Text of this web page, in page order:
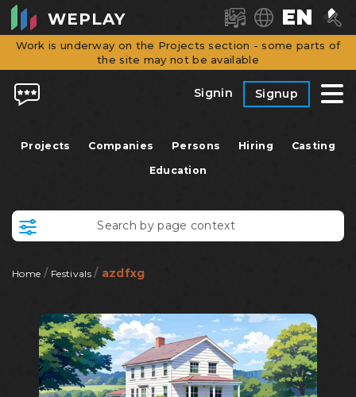
WEPLAY EN
Work is underway on the Projects section - some parts of
the site may not be available
Signin Signup
Projects Companies Persons Hiring Casting
Education
Home / Festivals / azdfxg